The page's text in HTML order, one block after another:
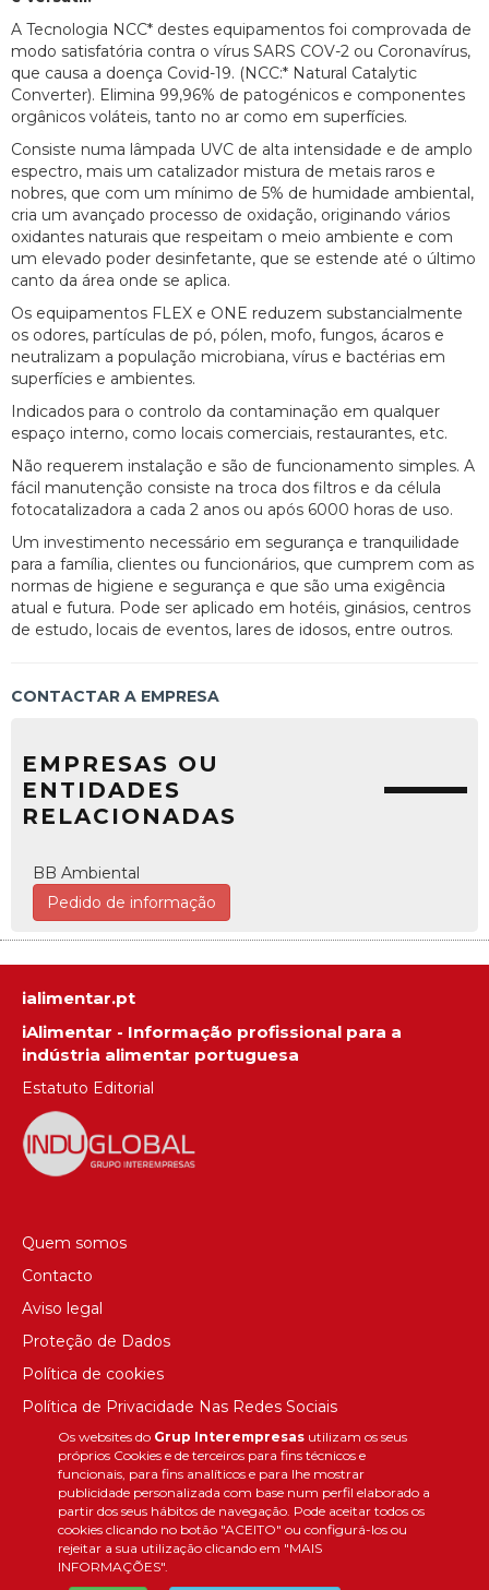
Os websites do Grup Interempresasutilizam os seus
próprios Cookies e de terceiros para fins técnicos e
funcionais, para fins analíticos e para lhe mostrar
publicidade personalizada com base num perfil elaborado a
partir dos seus hábitos de navegação. Pode aceitar todos os
cookies clicando no botão "ACEITO" ou configurá-los ou
rejeitar a sua utilização clicando em "MAIS
INFORMAÇÕES".
A Tecnologia NCC* destes equipamentos foi comprovada de
modo satisfatória contra o vírus SARS COV-2 ou Coronavírus,
que causa a doença Covid-19. (NCC:* Natural Catalytic
Converter). Elimina 99,96% de patogénicos e componentes
orgânicos voláteis, tanto no ar como em superfícies.
Consiste numa lâmpada UVC de alta intensidade e de amplo
espectro, mais um catalizador mistura de metais raros e
nobres, que com um mínimo de 5% de humidade ambiental,
cria um avançado processo de oxidação, originando vários
oxidantes naturais que respeitam o meio ambiente e com
um elevado poder desinfetante, que se estende até o último
canto da área onde se aplica.
Os equipamentos FLEX e ONE reduzem substancialmente
os odores, partículas de pó, pólen, mofo, fungos, ácaros e
neutralizam a população microbiana, vírus e bactérias em
superfícies e ambientes.
Indicados para o controlo da contaminação em qualquer
espaço interno, como locais comerciais, restaurantes, etc.
Não requerem instalação e são de funcionamento simples. A
fácil manutenção consiste na troca dos filtros e da célula
fotocatalizadora a cada 2 anos ou após 6000 horas de uso.
Um investimento necessário em segurança e tranquilidade
para a família, clientes ou funcionários, que cumprem com as
normas de higiene e segurança e que são uma exigência
atual e futura. Pode ser aplicado em hotéis, ginásios, centros
de estudo, locais de eventos, lares de idosos, entre outros.
CONTACTAR A EMPRESA
EMPRESAS OU
ENTIDADES
RELACIONADAS
BB Ambiental
Pedido de informação
ialimentar.pt
iAlimentar - Informação profissional para a
indústria alimentar portuguesa
Estatuto Editorial
Quem somos
Contacto
Aviso legal
Proteção de Dados
Política de cookies
Política de Privacidade Nas Redes Sociais
Canal de denúncias
Colaborações editoriais